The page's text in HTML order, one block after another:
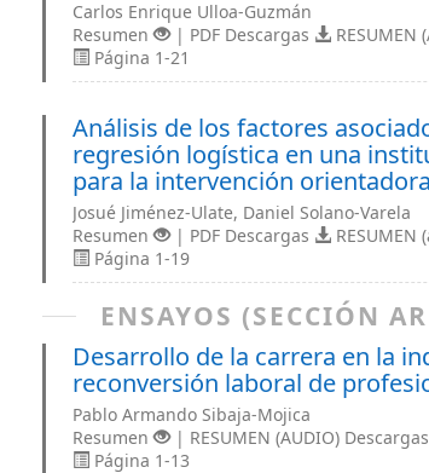
Carlos Enrique Ulloa-Guzmán
Resumen
| PDF Descargas
RESUMEN
Página 1-21
Análisis de los factores
regresión logística en una
para la intervención orientadora
Josué Jiménez-Ulate, Daniel Solano-Varela
Resumen
| PDF Descargas
RESUMEN
Página 1-19
ENSAYOS (SECCIÓN
Desarrollo de la carrera en la
reconversión laboral de
Pablo Armando Sibaja-Mojica
Resumen
| RESUMEN (AUDIO) Descargas
Página 1-13